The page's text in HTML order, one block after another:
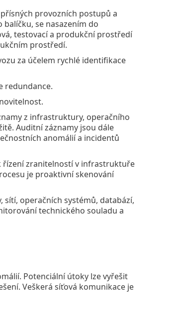
provozních postupů a
se nasazením do
testovací a produkční prostředí
prostředí.
za účelem rychlé identifikace
redundance.
z infrastruktury, operačního
Auditní záznamy jsou dále
anomálií a incidentů
řízení zranitelností v infrastruktuře
je proaktivní skenování
operačních systémů, databází,
technického souladu a
Potenciální útoky lze vyřešit
Veškerá síťová komunikace je